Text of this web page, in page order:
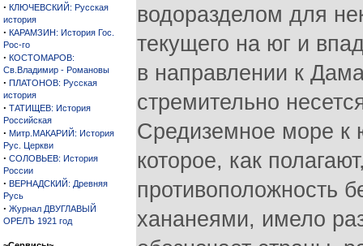
· КЛЮЧЕВСКИЙ: Русская
история
· КАРАМЗИН: История Гос.
Рос-го
· КОСТОМАРОВ:
Св.Владимир - Романовы
· ПЛАТОНОВ: Русская
история
· ТАТИЩЕВ: История
Российская
· Митр.МАКАРИЙ: История
Рус. Церкви
· СОЛОВЬЕВ: История
России
· ВЕРНАДСКИЙ: Древняя
Русь
· Журнал ДВУГЛАВЫЙ
ОРЕЛЪ 1921 год
водоразделом для
текущего на юг и
в направлении к
стремительно
Средиземное море к
которое, как
противоположность
хананеями, имело